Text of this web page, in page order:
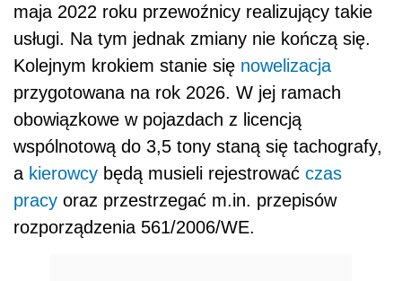
maja 2022 roku przewoźnicy realizujący takie
usługi. Na tym jednak zmiany nie kończą się.
Kolejnym krokiem stanie się nowelizacja
przygotowana na rok 2026. W jej ramach
obowiązkowe w pojazdach z licencją
wspólnotową do 3,5 tony staną się tachografy,
a kierowcy będą musieli rejestrować czas
pracy oraz przestrzegać m.in. przepisów
rozporządzenia 561/2006/WE.